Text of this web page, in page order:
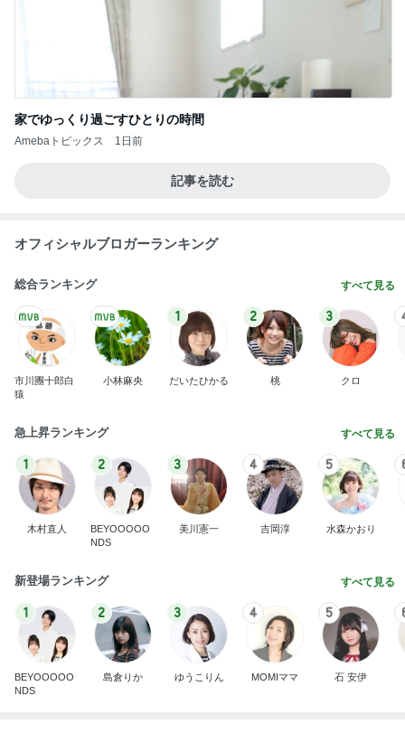
家でゆっくり過ごすひとりの時間
Amebaトピックス 1日前
記事を読む
オフィシャルブロガーランキング
総合ランキング すべて見る
市川團十郎白
猿
小林麻央
1
だいたひかる
2
桃
3
クロ
急上昇ランキング すべて見る
1
木村直人
2
BEYOOOOO
NDS
3
美川憲一
4
吉岡淳
5
水森かおり
新登場ランキング すべて見る
1
BEYOOOOO
NDS
2
島倉りか
3
ゆうこりん
4
MOMIママ
5
石 安伊